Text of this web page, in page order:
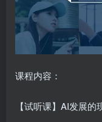
课程内容：
【试听课】AI发展